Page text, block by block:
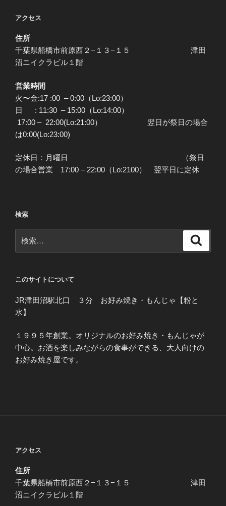
ン
アクセス
住所
千葉県船橋市前原西２−１３−１５ 津田
沼ニイクラビル１階
営業時間
火〜金:17 :00 – 0:00（Lo:23:00）
日 : 11:30 – 15:00（Lo:14:00）
17:00 – 22:00(Lo:21:00） 翌日が祭日の場合
は0:00(Lo:23:00)
定休日：月曜日 （祭日
の場合営業 17:00 – 22:00（Lo:2100） 翌平日に定休
検索
索:
このサイトについて
JR津田沼駅北口 ３分 お好み焼き・もんじゃ【粉と
水】
１９９５年創業。オリジナルのお好み焼き・もんじゃが
中心。お酒を楽しみながらの食事ができる、大人向けの
お好み焼き屋です。
アクセス
住所
千葉県船橋市前原西２−１３−１５ 津田
沼ニイクラビル１階